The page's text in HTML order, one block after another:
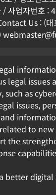
/ 사업자번호 :
Us : (
legal issues
such as
issues,
to new
the
better